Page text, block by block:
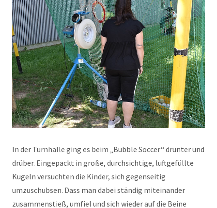
In der Turnhalle ging es beim „Bubble Soccer“ drunter und
drüber. Eingepackt in große, durchsichtige, luftgefüllte
Kugeln versuchten die Kinder, sich gegenseitig
umzuschubsen. Dass man dabei ständig miteinander
zusammenstieß, umfiel und sich wieder auf die Beine